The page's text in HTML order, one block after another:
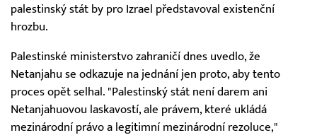
palestinský stát by pro Izrael představoval existenční
hrozbu.
Palestinské ministerstvo zahraničí dnes uvedlo, že
Netanjahu se odkazuje na jednání jen proto, aby tento
proces opět selhal. "Palestinský stát není darem ani
Netanjahuovou laskavostí, ale právem, které ukládá
mezinárodní právo a legitimní mezinárodní rezoluce,"